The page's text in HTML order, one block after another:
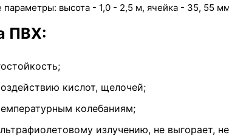
высота - 1,0 - 2,5 м, ячейка - 35, 55
ПВХ:
кислот, щелочей;
колебаниям;
излучению, не выгорает,